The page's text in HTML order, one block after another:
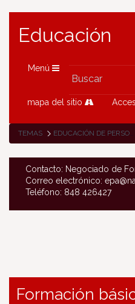
Educación
Menú
mapa del sitio
TEMAS EDUCACIÓN DE PERSONAS ADULTAS
Contacto: Negociado de
Correo electrónico:
Teléfono: 848 426427
Formación